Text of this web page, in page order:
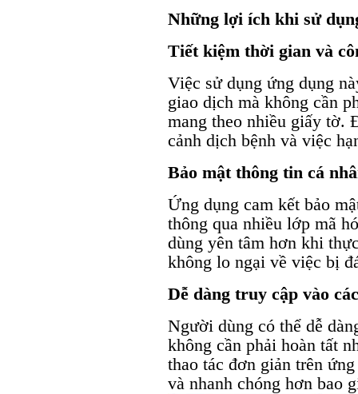
Những lợi ích khi sử
Tiết kiệm thời gian và
Việc sử dụng ứng dụng
giao dịch mà không cần
mang theo nhiều giấy tờ.
cảnh dịch bệnh và việc
Bảo mật thông tin cá
Ứng dụng cam kết bảo
thông qua nhiều lớp mã
dùng yên tâm hơn khi
không lo ngại về việc bị
Dễ dàng truy cập vào
Người dùng có thể dễ
không cần phải hoàn tất
thao tác đơn giản trên
và nhanh chóng hơn bao